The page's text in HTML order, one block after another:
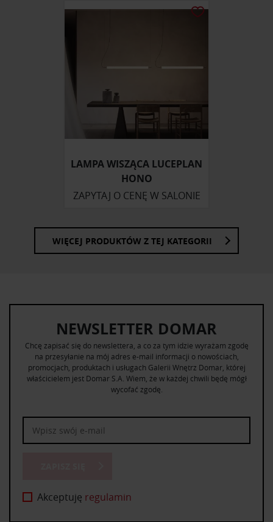
LAMPA WISZĄCA LUCEPLAN
HONO
ZAPYTAJ O CENĘ W SALONIE
WIĘCEJ PRODUKTÓW Z TEJ KATEGORII
NEWSLETTER DOMAR
Chcę zapisać się do newslettera, a co za tym idzie wyrażam zgodę
na przesyłanie na mój adres e-mail informacji o nowościach,
promocjach, produktach i usługach Galerii Wnętrz Domar, której
właścicielem jest Domar S.A. Wiem, że w każdej chwili będę mógł
wycofać zgodę.
Akceptuję regulamin